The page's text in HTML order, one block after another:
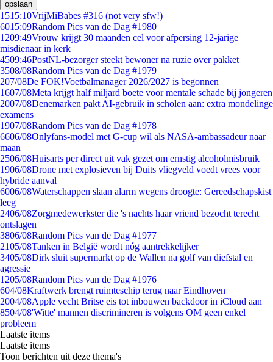
opslaan
1515:10VrijMiBabes #316 (not very sfw!)
6015:09Random Pics van de Dag #1980
1209:49Vrouw krijgt 30 maanden cel voor afpersing 12-jarige
misdienaar in kerk
4509:46PostNL-bezorger steekt bewoner na ruzie over pakket
3508/08Random Pics van de Dag #1979
207/08De FOK!Voetbalmanager 2026/2027 is begonnen
1607/08Meta krijgt half miljard boete voor mentale schade bij jongeren
2007/08Denemarken pakt AI-gebruik in scholen aan: extra mondelinge
examens
1907/08Random Pics van de Dag #1978
6606/08Onlyfans-model met G-cup wil als NASA-ambassadeur naar
maan
2506/08Huisarts per direct uit vak gezet om ernstig alcoholmisbruik
1906/08Drone met explosieven bij Duits vliegveld voedt vrees voor
hybride aanval
6006/08Waterschappen slaan alarm wegens droogte: Gereedschapskist
leeg
2406/08Zorgmedewerkster die 's nachts haar vriend bezocht terecht
ontslagen
3806/08Random Pics van de Dag #1977
2105/08Tanken in België wordt nóg aantrekkelijker
3405/08Dirk sluit supermarkt op de Wallen na golf van diefstal en
agressie
1205/08Random Pics van de Dag #1976
604/08Kraftwerk brengt ruimteschip terug naar Eindhoven
2004/08Apple vecht Britse eis tot inbouwen backdoor in iCloud aan
8504/08'Witte' mannen discrimineren is volgens OM geen enkel
probleem
Laatste items
Laatste items
Toon berichten uit deze thema's